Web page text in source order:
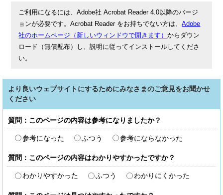
ご利用になるには、Adobe社 Acrobat Reader 4.0以降のバージ
ョンが必要です。Acrobat Reader をお持ちでない方は、Adobe
社のホームページ（新しいウィンドウで開きます）からダウン
ロード（無償配布）し、説明に従ってインストールしてくださ
い。
より良いウェブサイトにするためにみなさまのご意見をお聞かせ
ください
質問：このページの内容は参考になりましたか？
参考になった ふつう 参考にならなかった
質問：このページの内容はわかりやすかったですか？
わかりやすかった ふつう わかりにくかった